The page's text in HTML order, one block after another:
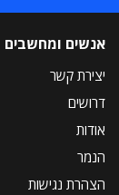
אנשים ומחשבים
יצירת קשר
דרושים
אודות
הנמר
הצהרת נגישות